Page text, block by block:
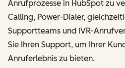
Anrufprozesse in HubSpot zu
Calling, Power-Dialer,
Supportteams und IVR-
Sie Ihren Support, um Ihrer
Anruferlebnis zu bieten.